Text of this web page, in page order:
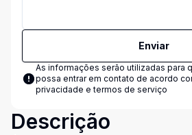
Enviar
As informações serão utilizadas para
possa entrar em contato de acordo
privacidade e termos de serviço
Descrição